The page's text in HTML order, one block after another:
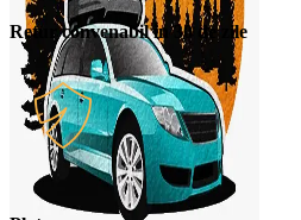
Retur convenabil in 30 de zile